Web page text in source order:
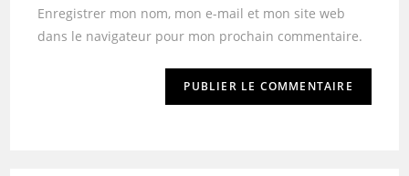
Enregistrer mon nom, mon e-mail et mon site web
dans le navigateur pour mon prochain commentaire.